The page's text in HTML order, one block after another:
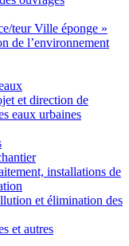
teur Ville éponge »
de l’environnement
et direction de
eaux urbaines
installations de
et élimination des
et autres